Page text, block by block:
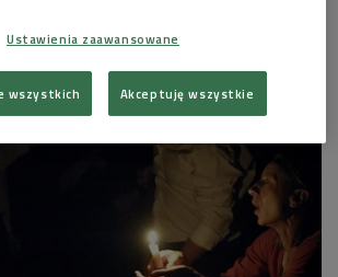
Ustawienia zaawansowane
wszystkich Akceptuję wszystkie